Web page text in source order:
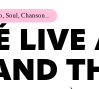
Engagez-vous
Partenaires
Soul, Chanson...
LIVE